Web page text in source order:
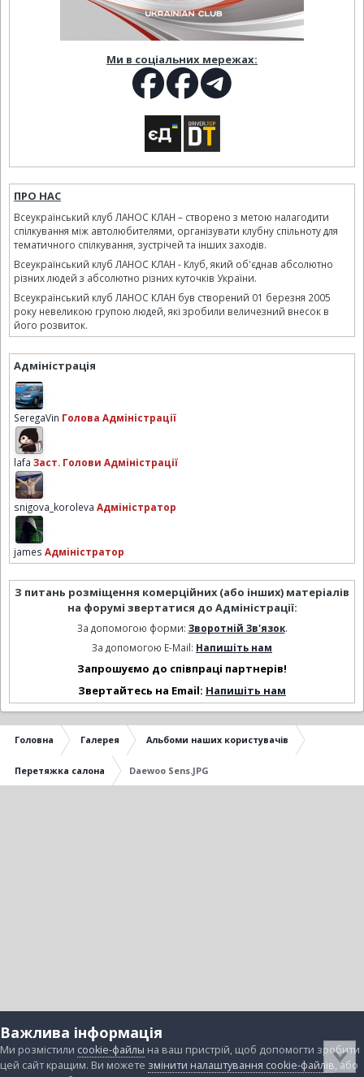
Ми в соціальних мережах:
ПРО НАС
Всеукраїнський клуб ЛАНОС КЛАН – створено з метою налагодити
спілкування між автолюбителями, організувати клубну спільноту для
тематичного спілкування, зустрічей та інших заходів.
Всеукраїнський клуб ЛАНОС КЛАН - Клуб, який об'єднав абсолютно
різних людей з абсолютно різних куточків України.
Всеукраїнський клуб ЛАНОС КЛАН був створений 01 березня 2005
року невеликою групою людей, які зробили величезний внесок в
його розвиток.
Адміністрація
SeregaVin Голова Адміністрації
lafa Заст. Голови Адміністрації
snigova_koroleva Адміністратор
james Адміністратор
З питань розміщення комерційних (або інших) матеріалів
на форумі звертатися до Адміністрації:
За допомогою форми: Зворотній Зв'язок.
За допомогою E-Mail: Напишіть нам
Запрошуємо до співпраці партнерів!
Звертайтесь на Email: Напишіть нам
Головна Галерея Альбоми наших користувачів
Перетяжка салона Daewoo Sens.JPG
Важлива інформація
Ми розмістили cookie-файлы на ваш пристрій, щоб допомогти зробити
цей сайт кращим. Ви можете змінити налаштування cookie-файлів, або